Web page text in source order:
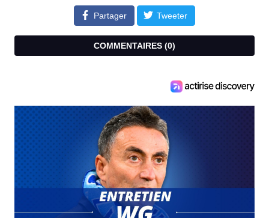
Partager Tweeter
COMMENTAIRES (0)